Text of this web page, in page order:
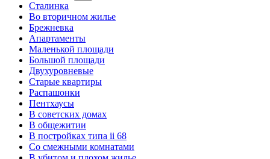
Сталинка
Во вторичном жилье
Брежневка
Апартаменты
Маленькой площади
Большой площади
Двухуровневые
Старые квартиры
Распашонки
Пентхаусы
В советских домах
В общежитии
В постройках типа ii 68
Со смежными комнатами